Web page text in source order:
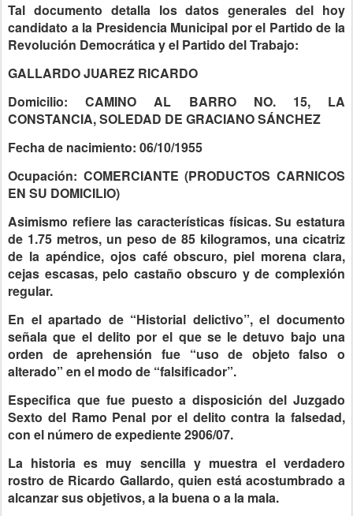
Tal documento detalla los datos generales del hoy
candidato a la Presidencia Municipal por el Partido de la
Revolución Democrática y el Partido del Trabajo:
GALLARDO JUAREZ RICARDO
Domicilio: CAMINO AL BARRO NO. 15, LA
CONSTANCIA, SOLEDAD DE GRACIANO SÁNCHEZ
Fecha de nacimiento: 06/10/1955
Ocupación: COMERCIANTE (PRODUCTOS CARNICOS
EN SU DOMICILIO)
Asimismo refiere las características físicas. Su estatura
de 1.75 metros, un peso de 85 kilogramos, una cicatriz
de la apéndice, ojos café obscuro, piel morena clara,
cejas escasas, pelo castaño obscuro y de complexión
regular.
En el apartado de “Historial delictivo”, el documento
señala que el delito por el que se le detuvo bajo una
orden de aprehensión fue “uso de objeto falso o
alterado” en el modo de “falsificador”.
Especifica que fue puesto a disposición del Juzgado
Sexto del Ramo Penal por el delito contra la falsedad,
con el número de expediente 2906/07.
La historia es muy sencilla y muestra el verdadero
rostro de Ricardo Gallardo, quien está acostumbrado a
alcanzar sus objetivos, a la buena o a la mala.